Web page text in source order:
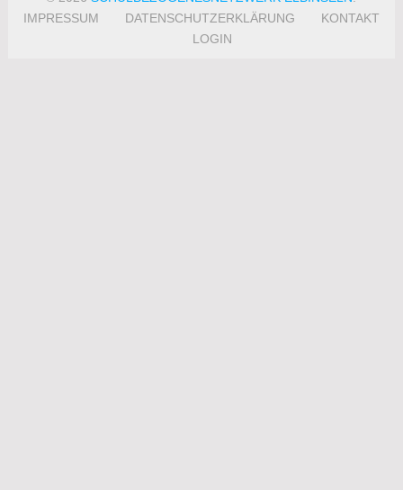
IMPRESSUM
DATENSCHUTZERKLÄRUNG
KONTAKT
LOGIN